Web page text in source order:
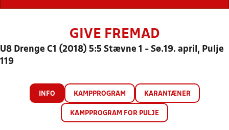
GIVE FREMAD
U8 Drenge C1 (2018) 5:5 Stævne 1 - Sø.19. april, Pulje
119
INFO KAMPPROGRAM KARANTÆNER
KAMPPROGRAM FOR PULJE